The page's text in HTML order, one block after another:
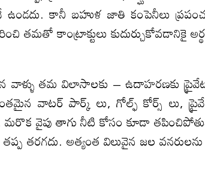
ఉండదు. కానీ బహుళ జాతి కంపెనీలు
తమతో కాంట్రాక్టులు కుదుర్చుకోవడానికై
వాళ్ళు తమ విలాసాలకు – ఉదాహరణకు
వాటర్ పార్క్ లు, గోల్ఫ్ కోర్స్ లు,
వైపు తాగు నీటి కోసం కూడా
తరగదు. అత్యంత విలువైన జల